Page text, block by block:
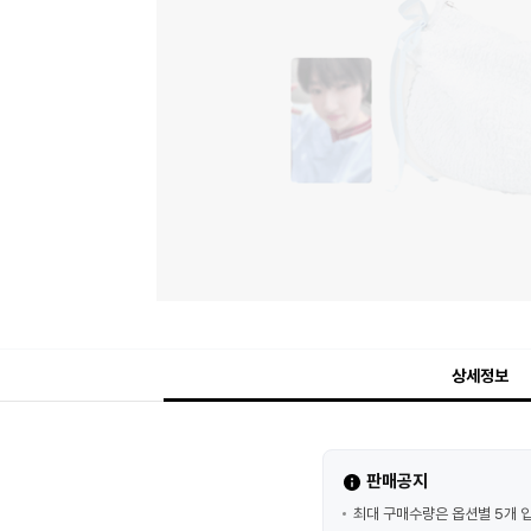
상세정보
판매공지
최대 구매수량은 옵션별 5개